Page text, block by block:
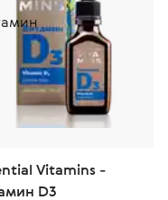
Vitamins -
D3